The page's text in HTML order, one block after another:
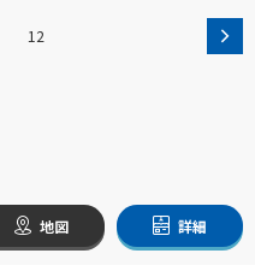
12
地図 詳細